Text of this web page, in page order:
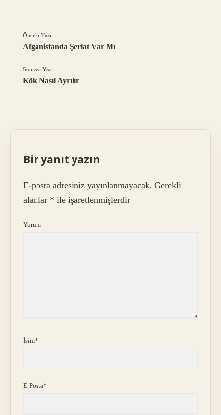
Önceki Yazı
Afganistanda Şeriat Var Mı
Sonraki Yazı
Kök Nasıl Ayrılır
Bir yanıt yazın
E-posta adresiniz yayınlanmayacak. Gerekli
alanlar * ile işaretlenmişlerdir
Yorum
İsim*
E-Posta*